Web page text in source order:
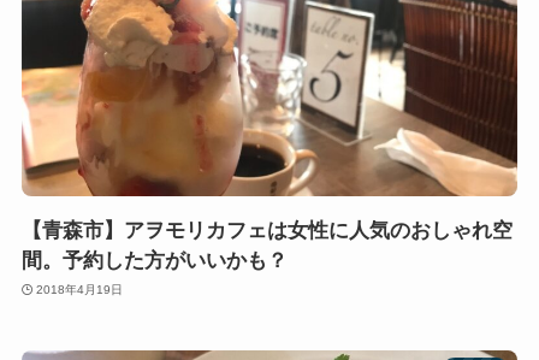
【青森市】アヲモリカフェは女性に人気のおしゃれ空
間。予約した方がいいかも？
2018年4月19日